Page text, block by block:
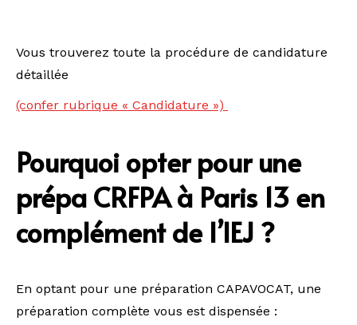
Vous trouverez toute la procédure de candidature
détaillée
(confer rubrique « Candidature »)
Pourquoi opter pour une
prépa CRFPA à Paris 13 en
complément de l’IEJ ?
En optant pour une préparation CAPAVOCAT, une
préparation complète vous est dispensée :